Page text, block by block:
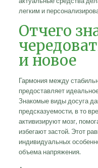
легким и
Отчего
и новое
Гармония между
предоставляет
Знакомые виды досуга
предсказуемости, в то
активизируют мозг,
избегают застой. Этот
индивидуальных
объема напряжения.